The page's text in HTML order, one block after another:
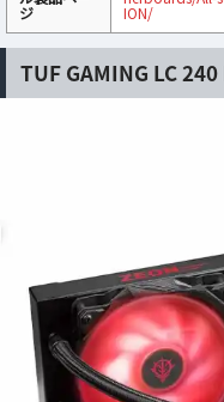
ジ ION/
TUF GAMING LC